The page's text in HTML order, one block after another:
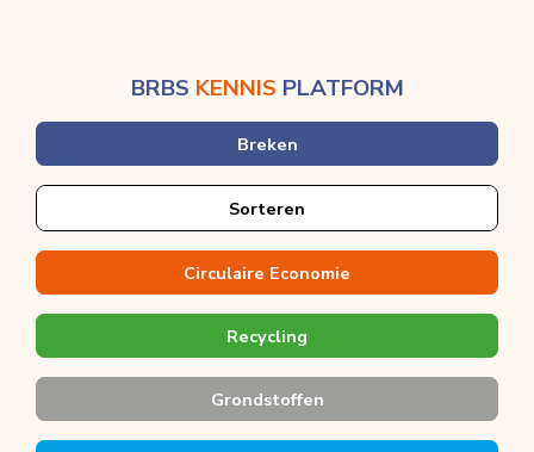
BRBS KENNIS PLATFORM
Breken
Sorteren
Circulaire Economie
Recycling
Grondstoffen